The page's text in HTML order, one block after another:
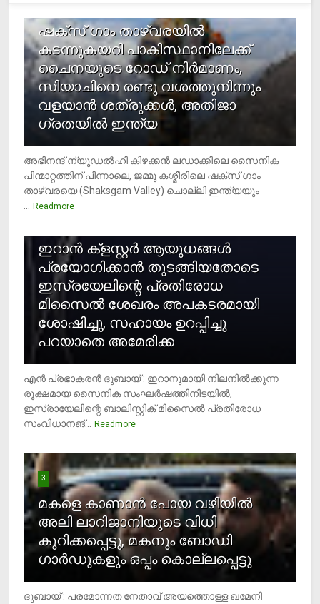
ഷക്സ് ​ഗാം താഴ്‌വരയിൽ
കടന്നുകയറി പാകിസ്ഥാനിലേക്ക്
ചൈനയുടെ റോഡ് നിർമാണം,
സിയാചിനെ രണ്ടു വശത്തുനിന്നും
വളയാൻ ശത്രുക്കൾ, അതിജാ​
ഗ്രതയിൽ ഇന്ത്യ
അഭിനന്ദ് ന്യൂഡൽഹി കിഴക്കൻ ലഡാക്കിലെ സൈനിക
പിന്മാറ്റത്തിന് പിന്നാലെ, ജമ്മു കശ്മീരിലെ ഷക്സ് ​ഗാം
താഴ്‌വരയെ (Shaksgam Valley) ചൊല്ലി ഇന്ത്യയും
Readmore
ഇറാന്‍ ക്‌ളസ്റ്റര്‍ ആയുധങ്ങള്‍
പ്രയോഗിക്കാന്‍ തുടങ്ങിയതോടെ
ഇസ്രയേലിന്റെ പ്രതിരോധ
മിസൈല്‍ ശേഖരം അപകടരമായി
ശോഷിച്ചു, സഹായം ഉറപ്പിച്ചു
പറയാതെ അമേരിക്ക
എന്‍ പ്രഭാകരന്‍ ദുബായ് : ഇറാനുമായി നിലനില്‍ക്കുന്ന
രൂക്ഷമായ സൈനിക സംഘര്‍ഷത്തിനിടയില്‍,
ഇസ്രായേലിന്റെ ബാലിസ്റ്റിക് മിസൈല്‍ പ്രതിരോധ
സംവിധാനങ്...
Readmore
3
മകളെ കാണാന്‍ പോയ വഴിയില്‍
അലി ലാറിജാനിയുടെ വിധി
കുറിക്കപ്പെട്ടു, മകനും ബോഡി
ഗാര്‍ഡുകളും ഒപ്പം കൊല്ലപ്പെട്ടു
ദുബായ് : പരമോന്നത നേതാവ് അയത്തൊള്ള ഖമേനി